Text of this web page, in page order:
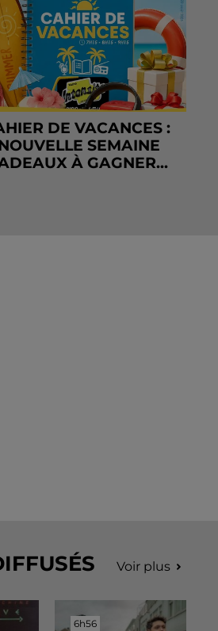
DE VACANCES :
SEMAINE
À GAGNER...
Voir plus
6h56
6h56